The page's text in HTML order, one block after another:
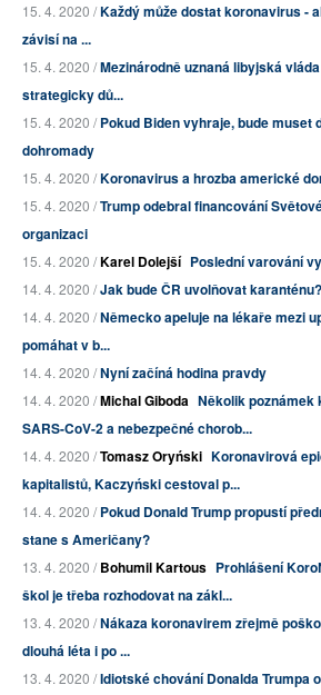
15. 4. 2020 /Každý může dostat koronavirus -
závisí na ...
15. 4. 2020 /Mezinárodně uznaná libyjská
strategicky dů...
15. 4. 2020 /Pokud Biden vyhraje, bude muset
dohromady
15. 4. 2020 /Koronavirus a hrozba americké
15. 4. 2020 /Trump odebral financování
organizaci
15. 4. 2020 /Karel Dolejší Poslední varování
14. 4. 2020 /Jak bude ČR uvolňovat
14. 4. 2020 /Německo apeluje na lékaře mezi
pomáhat v b...
14. 4. 2020 /Nyní začíná hodina pravdy
14. 4. 2020 /Michal Giboda Několik poznámek
SARS-CoV-2 a nebezpečné chorob...
14. 4. 2020 /Tomasz Oryński Koronavirová
kapitalistů, Kaczyński cestoval p...
14. 4. 2020 /Pokud Donald Trump propustí
stane s Američany?
13. 4. 2020 /Bohumil Kartous Prohlášení
škol je třeba rozhodovat na zákl...
13. 4. 2020 /Nákaza koronavirem zřejmě
dlouhá léta i po ...
13. 4. 2020 /Idiotské chování Donalda Trumpa